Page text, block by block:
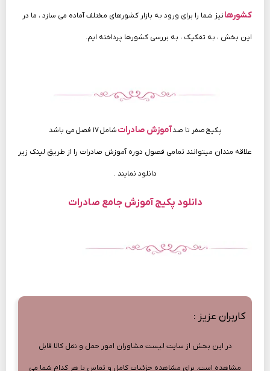
کشورهانیز شما را برای ورود به بازار کشورهای مختلف آماده می سازد ، ما در
این بخش ، به تفکیک ، به بررسی کشورها پرداخته ایم.
پکیج صفر تا صدآموزش صادراتشامل ۱۷ فصل می باشد
علاقه مندان میتوانند تمامی فصول دوره آموزش صادرات را از طریق لینک زیر
دانلود نمایند .
دانلود پکیج آموزش جامع صادرات
کاربران عزیز :
در این بخش از سایت لیست مشاوران امور حمل و نقل کالا قابل
مشاهده است. برای مشاهده جزئیات کامل و تماس با هر کدام شما می